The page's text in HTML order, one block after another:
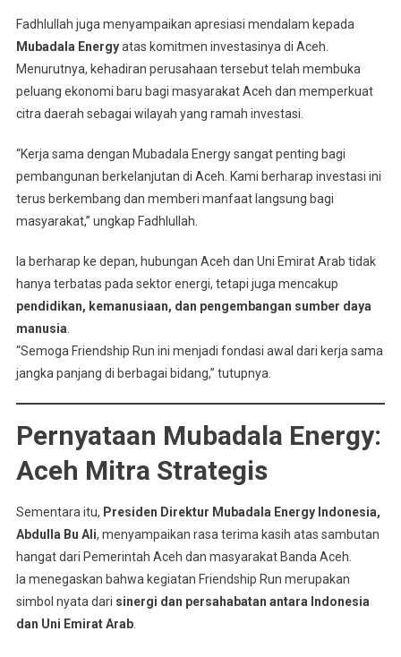
Fadhlullah juga menyampaikan apresiasi mendalam kepada
Mubadala Energyatas komitmen investasinya di Aceh.
Menurutnya, kehadiran perusahaan tersebut telah membuka
peluang ekonomi baru bagi masyarakat Aceh dan memperkuat
citra daerah sebagai wilayah yang ramah investasi.
“Kerja sama dengan Mubadala Energy sangat penting bagi
pembangunan berkelanjutan di Aceh. Kami berharap investasi ini
terus berkembang dan memberi manfaat langsung bagi
masyarakat,” ungkap Fadhlullah.
Ia berharap ke depan, hubungan Aceh dan Uni Emirat Arab tidak
hanya terbatas pada sektor energi, tetapi juga mencakup
pendidikan, kemanusiaan, dan pengembangan sumber daya
manusia.
“Semoga Friendship Run ini menjadi fondasi awal dari kerja sama
jangka panjang di berbagai bidang,” tutupnya.
Pernyataan Mubadala Energy:
Aceh Mitra Strategis
Sementara itu, Presiden Direktur Mubadala Energy Indonesia,
Abdulla Bu Ali, menyampaikan rasa terima kasih atas sambutan
hangat dari Pemerintah Aceh dan masyarakat Banda Aceh.
Ia menegaskan bahwa kegiatan Friendship Run merupakan
simbol nyata dari sinergi dan persahabatan antara Indonesia
dan Uni Emirat Arab.